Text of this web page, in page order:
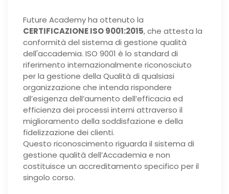
Future Academy ha ottenuto la
CERTIFICAZIONE ISO 9001:2015, che attesta la
conformità del sistema di gestione qualità
dell'accademia. ISO 9001 è lo standard di
riferimento internazionalmente riconosciuto
per la gestione della Qualità di qualsiasi
organizzazione che intenda rispondere
all’esigenza dell’aumento dell’efficacia ed
efficienza dei processi interni attraverso il
miglioramento della soddisfazione e della
fidelizzazione dei clienti.
Questo riconoscimento riguarda il sistema di
gestione qualità dell’Accademia e non
costituisce un accreditamento specifico per il
singolo corso.